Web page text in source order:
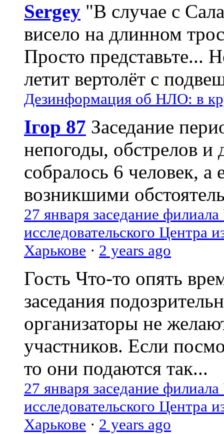
Sergey "В случае с
висело на длинном
Просто представьте...
летит вертолёт с
Дезинформация об НЛО: в
Ігор 87 Заседание
непогоды, обстрелов и
собралось 6 человек, а
возникшими
27 января заседание
исследовательского Центра
Харькове · 2 years ago
Гость Что-то опять
заседания
организаторы не
участников. Если
то они подаются так...
27 января заседание
исследовательского Центра
Харькове · 2 years ago